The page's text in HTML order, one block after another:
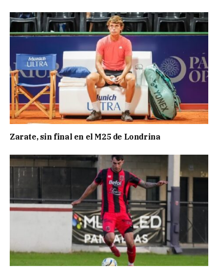
Zarate, sin final en el M25 de Londrina